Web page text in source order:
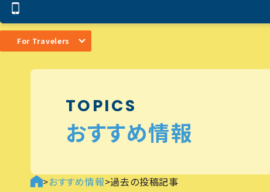
For Travelers
TOPICS
おすすめ情報
>おすすめ情報>過去の投稿記事